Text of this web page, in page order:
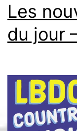
Les
du jour